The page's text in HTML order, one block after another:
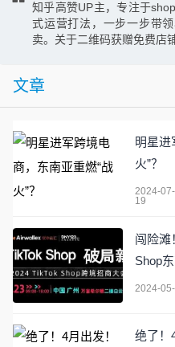
知乎高赞UP主，专注于
式运营打法，一步一步带
卖。关于二维码获赠免费店
文章
明星进
火”？
2024-07-
19
闯险滩
Shop
2024-
绝了！